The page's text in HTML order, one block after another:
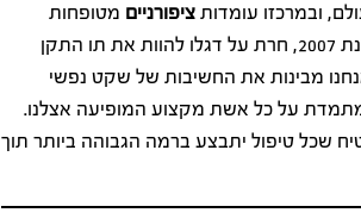
ובמרכזו עומדות ציפורניים מטופחות
המשדרות אסתטיקה, ניקיון וביטחון עצמי גבוה. פורטל אקסניה, שנוסד בשנת 2007, חרת על דגלו להוות את תו התקן
אנחנו מבינות את החשיבות של שקט נפשי
מתמדת על כל אשת מקצוע המופיעה אצלנו.
שכל טיפול יתבצע ברמה הגבוהה ביותר תוך